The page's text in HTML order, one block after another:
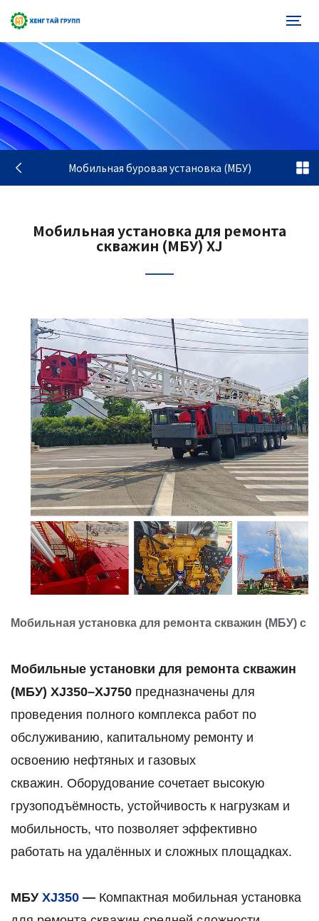
Мобильная буровая установка (МБУ)
Мобильная установка для ремонта
скважин (МБУ) XJ
Мобильная установка для ремонта скважин (МБУ) с
Мобильные установки для ремонта скважин
(МБУ) XJ350–XJ750 предназначены для
проведения полного комплекса работ по
обслуживанию, капитальному ремонту и
освоению нефтяных и газовых
скважин. Оборудование сочетает высокую
грузоподъёмность, устойчивость к нагрузкам и
мобильность, что позволяет эффективно
работать на удалённых и сложных площадках.
МБУ XJ350 — Компактная мобильная установка